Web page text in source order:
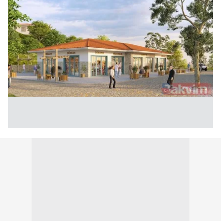
verileriniz işlenmekte olup gerekli olan çerezler bilgi
toplumu hizmetlerinin sunulması amacıyla
kullanılmaktadır. Diğer çerezler, sitemizin daha işlevsel
kılınması ve kişiselleştirilmesi ve sizlere yönelik
reklam/pazarlama faaliyetlerinin yapılması, amaçlarıyla
sınırlı olarak açık rızanız dahilinde kullanılacaktır.
Çerezlere ilişkin tercihlerinizi aşağıda yer alan panel
Metnimiziziyaret edebilirsiniz.